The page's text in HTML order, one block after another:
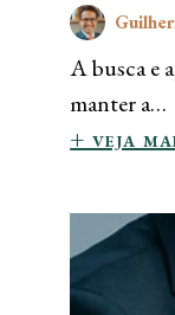
A busca e
manter a…
+ veja